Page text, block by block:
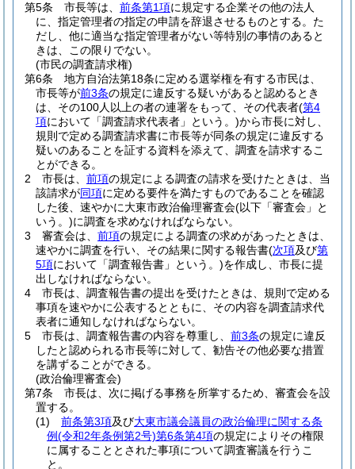
第5条
市長等は、 前条第1項に規定する企業その他の法人
に、指定管理者の指定の申請を辞退させるものとする。 た
だし、他に適当な指定管理者がない等特別の事情のあると
きは、この限りでない。
(市民の調査請求権)
第6条
地方自治法第18条に定める選挙権を有する市民は、
市長等が前3条の規定に違反する疑いがあると認めるとき
は、その100人以上の者の連署をもって、その代表者(第4
項において「調査請求代表者」という。)から市長に対し、
規則で定める調査請求書に市長等が同条の規定に違反する
疑いのあることを証する資料を添えて、調査を請求するこ
とができる。
2
市長は、 前項の規定による調査の請求を受けたときは、当
該請求が同項に定める要件を満たすものであることを確認
した後、速やかに大東市政治倫理審査会(以下「審査会」と
いう。)に調査を求めなければならない。
3
審査会は、 前項の規定による調査の求めがあったときは、
速やかに調査を行い、その結果に関する報告書(次項及び第
5項において「調査報告書」という。)を作成し、市長に提
出しなければならない。
4
市長は、調査報告書の提出を受けたときは、規則で定める
事項を速やかに公表するとともに、その内容を調査請求代
表者に通知しなければならない。
5
市長は、調査報告書の内容を尊重し、 前3条の規定に違反
したと認められる市長等に対して、勧告その他必要な措置
を講ずることができる。
(政治倫理審査会)
第7条
市長は、次に掲げる事務を所掌するため、審査会を設
置する。
(1)
前条第3項及び大東市議会議員の政治倫理に関する条
例(令和2年条例第2号)第6条第4項の規定によりその権限
に属することとされた事項について調査審議を行うこ
と。